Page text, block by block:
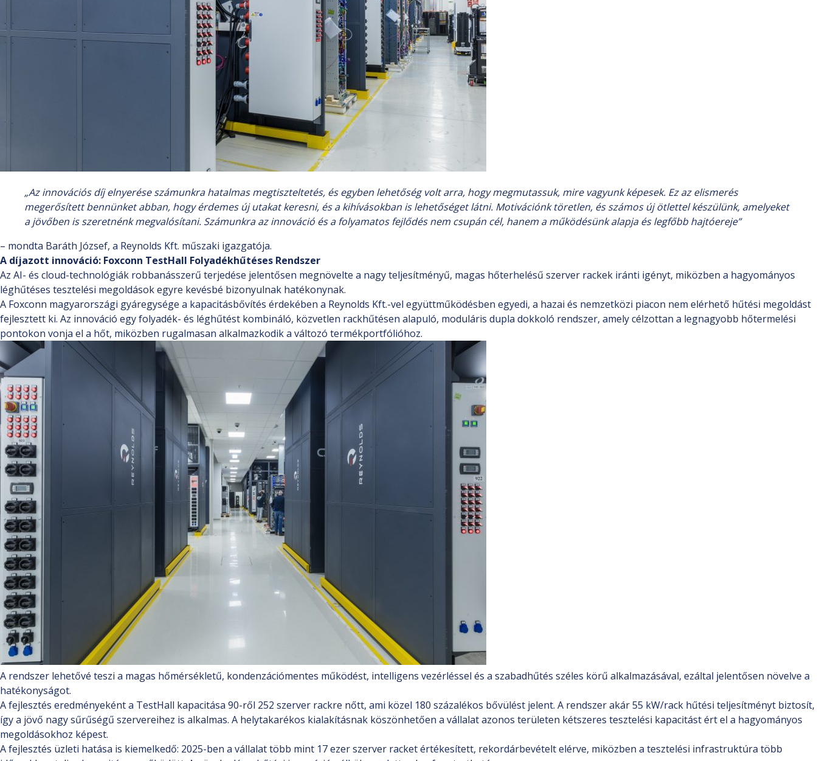
„Az innovációs díj elnyerése számunkra hatalmas megtiszteltetés, és egyben lehetőség volt arra, hogy megmutassuk, mire vagyunk képesek. Ez az elismerés
megerősített bennünket abban, hogy érdemes új utakat keresni, és a kihívásokban is lehetőséget látni. Motivációnk töretlen, és számos új ötlettel készülünk, amelyeket
a jövőben is szeretnénk megvalósítani. Számunkra az innováció és a folyamatos fejlődés nem csupán cél, hanem a működésünk alapja és legfőbb hajtóereje”
– mondta Baráth József, a Reynolds Kft. műszaki igazgatója.
A díjazott innováció: Foxconn TestHall Folyadékhűtéses Rendszer
Az AI- és cloud-technológiák robbanásszerű terjedése jelentősen megnövelte a nagy teljesítményű, magas hőterhelésű szerver rackek iránti igényt, miközben a hagyományos
léghűtéses tesztelési megoldások egyre kevésbé bizonyulnak hatékonynak.
A Foxconn magyarországi gyáregysége a kapacitásbővítés érdekében a Reynolds Kft.-vel együttműködésben egyedi, a hazai és nemzetközi piacon nem elérhető hűtési megoldást
fejlesztett ki. Az innováció egy folyadék- és léghűtést kombináló, közvetlen rackhűtésen alapuló, moduláris dupla dokkoló rendszer, amely célzottan a legnagyobb hőtermelési
pontokon vonja el a hőt, miközben rugalmasan alkalmazkodik a változó termékportfólióhoz.
A rendszer lehetővé teszi a magas hőmérsékletű, kondenzációmentes működést, intelligens vezérléssel és a szabadhűtés széles körű alkalmazásával, ezáltal jelentősen növelve a
hatékonyságot.
A fejlesztés eredményeként a TestHall kapacitása 90-ről 252 szerver rackre nőtt, ami közel 180 százalékos bővülést jelent. A rendszer akár 55 kW/rack hűtési teljesítményt biztosít,
így a jövő nagy sűrűségű szervereihez is alkalmas. A helytakarékos kialakításnak köszönhetően a vállalat azonos területen kétszeres tesztelési kapacitást ért el a hagyományos
megoldásokhoz képest.
A fejlesztés üzleti hatása is kiemelkedő: 2025-ben a vállalat több mint 17 ezer szerver racket értékesített, rekordárbevételt elérve, miközben a tesztelési infrastruktúra több